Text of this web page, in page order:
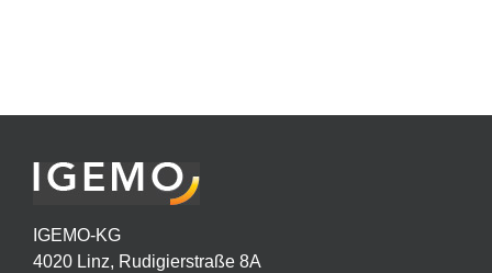
IGEMO-KG
4020 Linz, Rudigierstraße 8A